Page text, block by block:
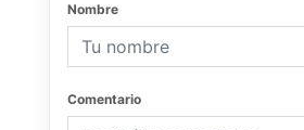
Nombre
Comentario